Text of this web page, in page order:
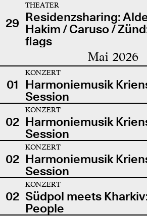
29
THEATER
Residenzsharing:
Hakim / Caruso /
flags
Mai 2026
01
KONZERT
Harmoniemusik
Session
02
KONZERT
Harmoniemusik
Session
02
KONZERT
Harmoniemusik
Session
02
KONZERT
Südpol meets
People